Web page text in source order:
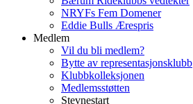
NRYFs Fem Domener
Eddie Bulls Ærespris
Medlem
Vil du bli medlem?
Bytte av representasjonsklubb
Klubbkolleksjonen
Medlemsstøtten
Stevnestart